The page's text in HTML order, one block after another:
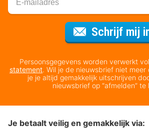
Schrijf mij
Persoonsgegevens worden verwerkt
statement. Wil je de nieuwsbrief niet meer
je je altijd gemakkelijk uitschrijven
nieuwsbrief op “afmelden” te
Je betaalt veilig en gemakkelijk via: